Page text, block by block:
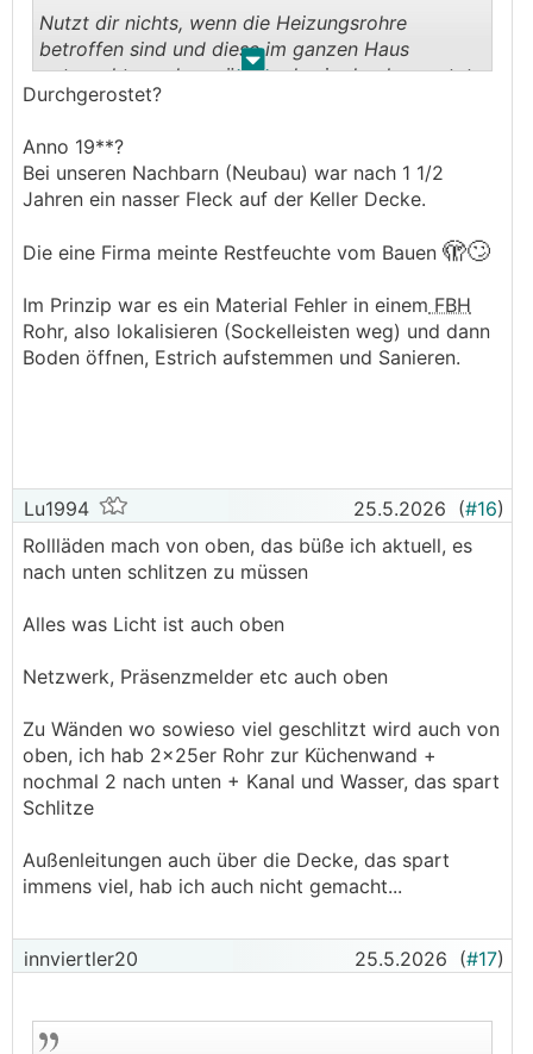
. .
Nutzt dir nichts, wenn die Heizungsrohre
betroffen sind und diese im ganzen Haus
getauscht werden müssen, da sie durchgerostet
sind.
Durchgerostet?
Anno 19**?
Bei unseren Nachbarn (Neubau) war nach 1 1/2
Jahren ein nasser Fleck auf der Keller Decke.
Die eine Firma meinte Restfeuchte vom Bauen 🫣🙄
Im Prinzip war es ein Material Fehler in einem FBH
Rohr, also lokalisieren (Sockelleisten weg) und dann
Boden öffnen, Estrich aufstemmen und Sanieren.
Lu1994 25.5.2026 (#16)
Rollläden mach von oben, das büße ich aktuell, es
nach unten schlitzen zu müssen
Alles was Licht ist auch oben
Netzwerk, Präsenzmelder etc auch oben
Zu Wänden wo sowieso viel geschlitzt wird auch von
oben, ich hab 2x25er Rohr zur Küchenwand +
nochmal 2 nach unten + Kanal und Wasser, das spart
Schlitze
Außenleitungen auch über die Decke, das spart
immens viel, hab ich auch nicht gemacht...
innviertler20 25.5.2026 (#17)